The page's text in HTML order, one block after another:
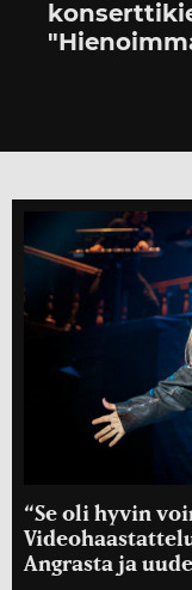
“Se oli hyvin
Angrasta ja